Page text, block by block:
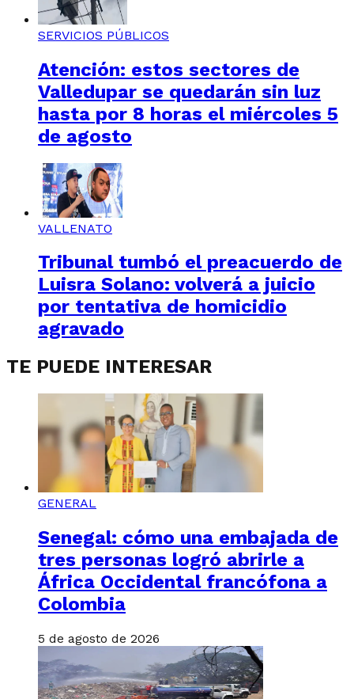
SERVICIOS PÚBLICOS
Atención: estos sectores de
Valledupar se quedarán sin luz
hasta por 8 horas el miércoles 5
de agosto
VALLENATO
Tribunal tumbó el preacuerdo de
Luisra Solano: volverá a juicio
por tentativa de homicidio
agravado
TE PUEDE INTERESAR
GENERAL
Senegal: cómo una embajada de
tres personas logró abrirle a
África Occidental francófona a
Colombia
5 de agosto de 2026